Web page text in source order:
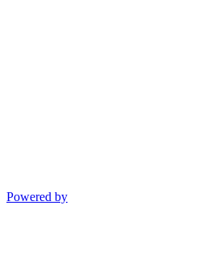
Powered by